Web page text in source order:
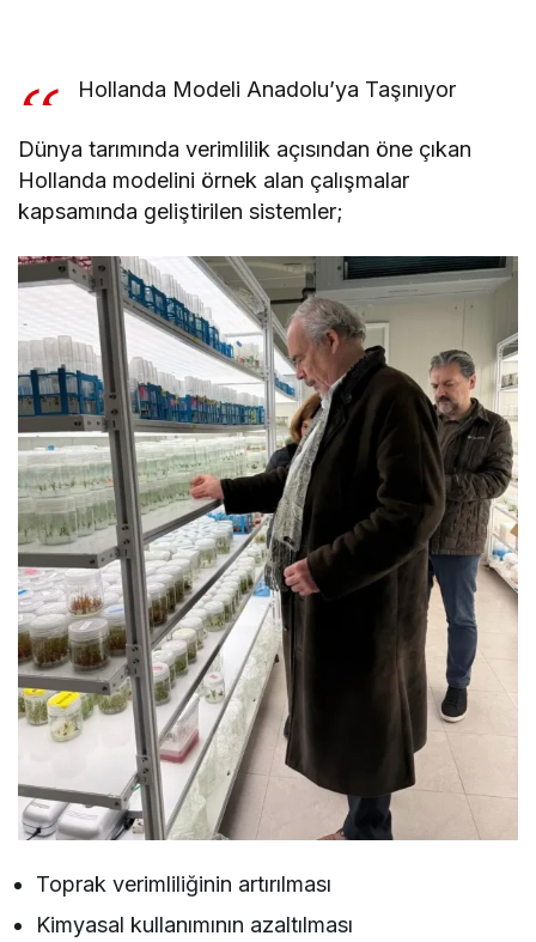
Hollanda Modeli Anadolu’ya Taşınıyor
Dünya tarımında verimlilik açısından öne çıkan
Hollanda modelini örnek alan çalışmalar
kapsamında geliştirilen sistemler;
Toprak verimliliğinin artırılması
Kimyasal kullanımının azaltılması